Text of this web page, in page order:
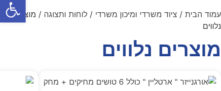
עמוד הבית / ציוד משרדי ומיכון משרדי / לוחות ותצוגה / מוצרים
נלווים
מוצרים נלווים